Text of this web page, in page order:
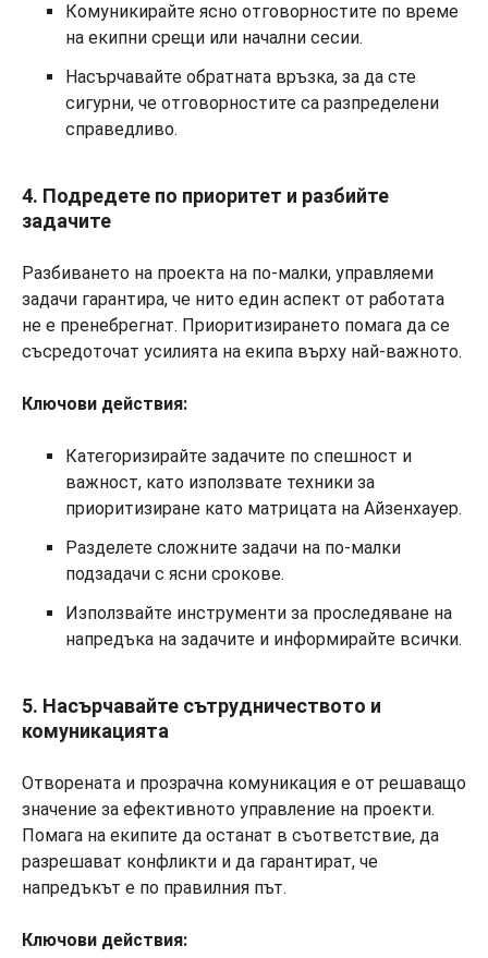
Комуникирайте ясно отговорностите по време
на екипни срещи или начални сесии.
Насърчавайте обратната връзка, за да сте
сигурни, че отговорностите са разпределени
справедливо.
4. Подредете по приоритет и разбийте
задачите
Разбиването на проекта на по-малки, управляеми
задачи гарантира, че нито един аспект от работата
не е пренебрегнат. Приоритизирането помага да се
съсредоточат усилията на екипа върху най-важното.
Ключови действия:
Категоризирайте задачите по спешност и
важност, като използвате техники за
приоритизиране като матрицата на Айзенхауер.
Разделете сложните задачи на по-малки
подзадачи с ясни срокове.
Използвайте инструменти за проследяване на
напредъка на задачите и информирайте всички.
5. Насърчавайте сътрудничеството и
комуникацията
Отворената и прозрачна комуникация е от решаващо
значение за ефективното управление на проекти.
Помага на екипите да останат в съответствие, да
разрешават конфликти и да гарантират, че
напредъкът е по правилния път.
Ключови действия: